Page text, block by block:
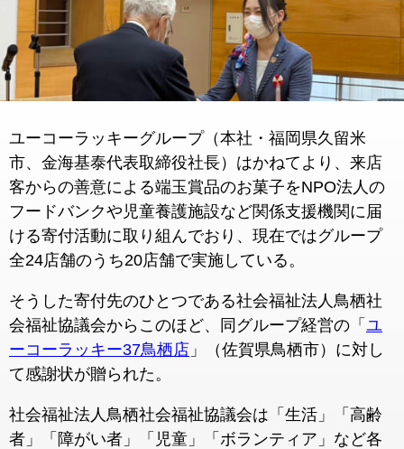
ユーコーラッキーグループ（本社・福岡県久留米
市、金海基泰代表取締役社長）はかねてより、来店
客からの善意による端玉賞品のお菓子をNPO法人の
フードバンクや児童養護施設など関係支援機関に届
ける寄付活動に取り組んでおり、現在ではグループ
全24店舗のうち20店舗で実施している。
そうした寄付先のひとつである社会福祉法人鳥栖社
会福祉協議会からこのほど、同グループ経営の「 ユ
ーコーラッキー37鳥栖店 」（佐賀県鳥栖市）に対し
て感謝状が贈られた。
社会福祉法人鳥栖社会福祉協議会は「生活」「高齢
者」「障がい者」「児童」「ボランティア」など各